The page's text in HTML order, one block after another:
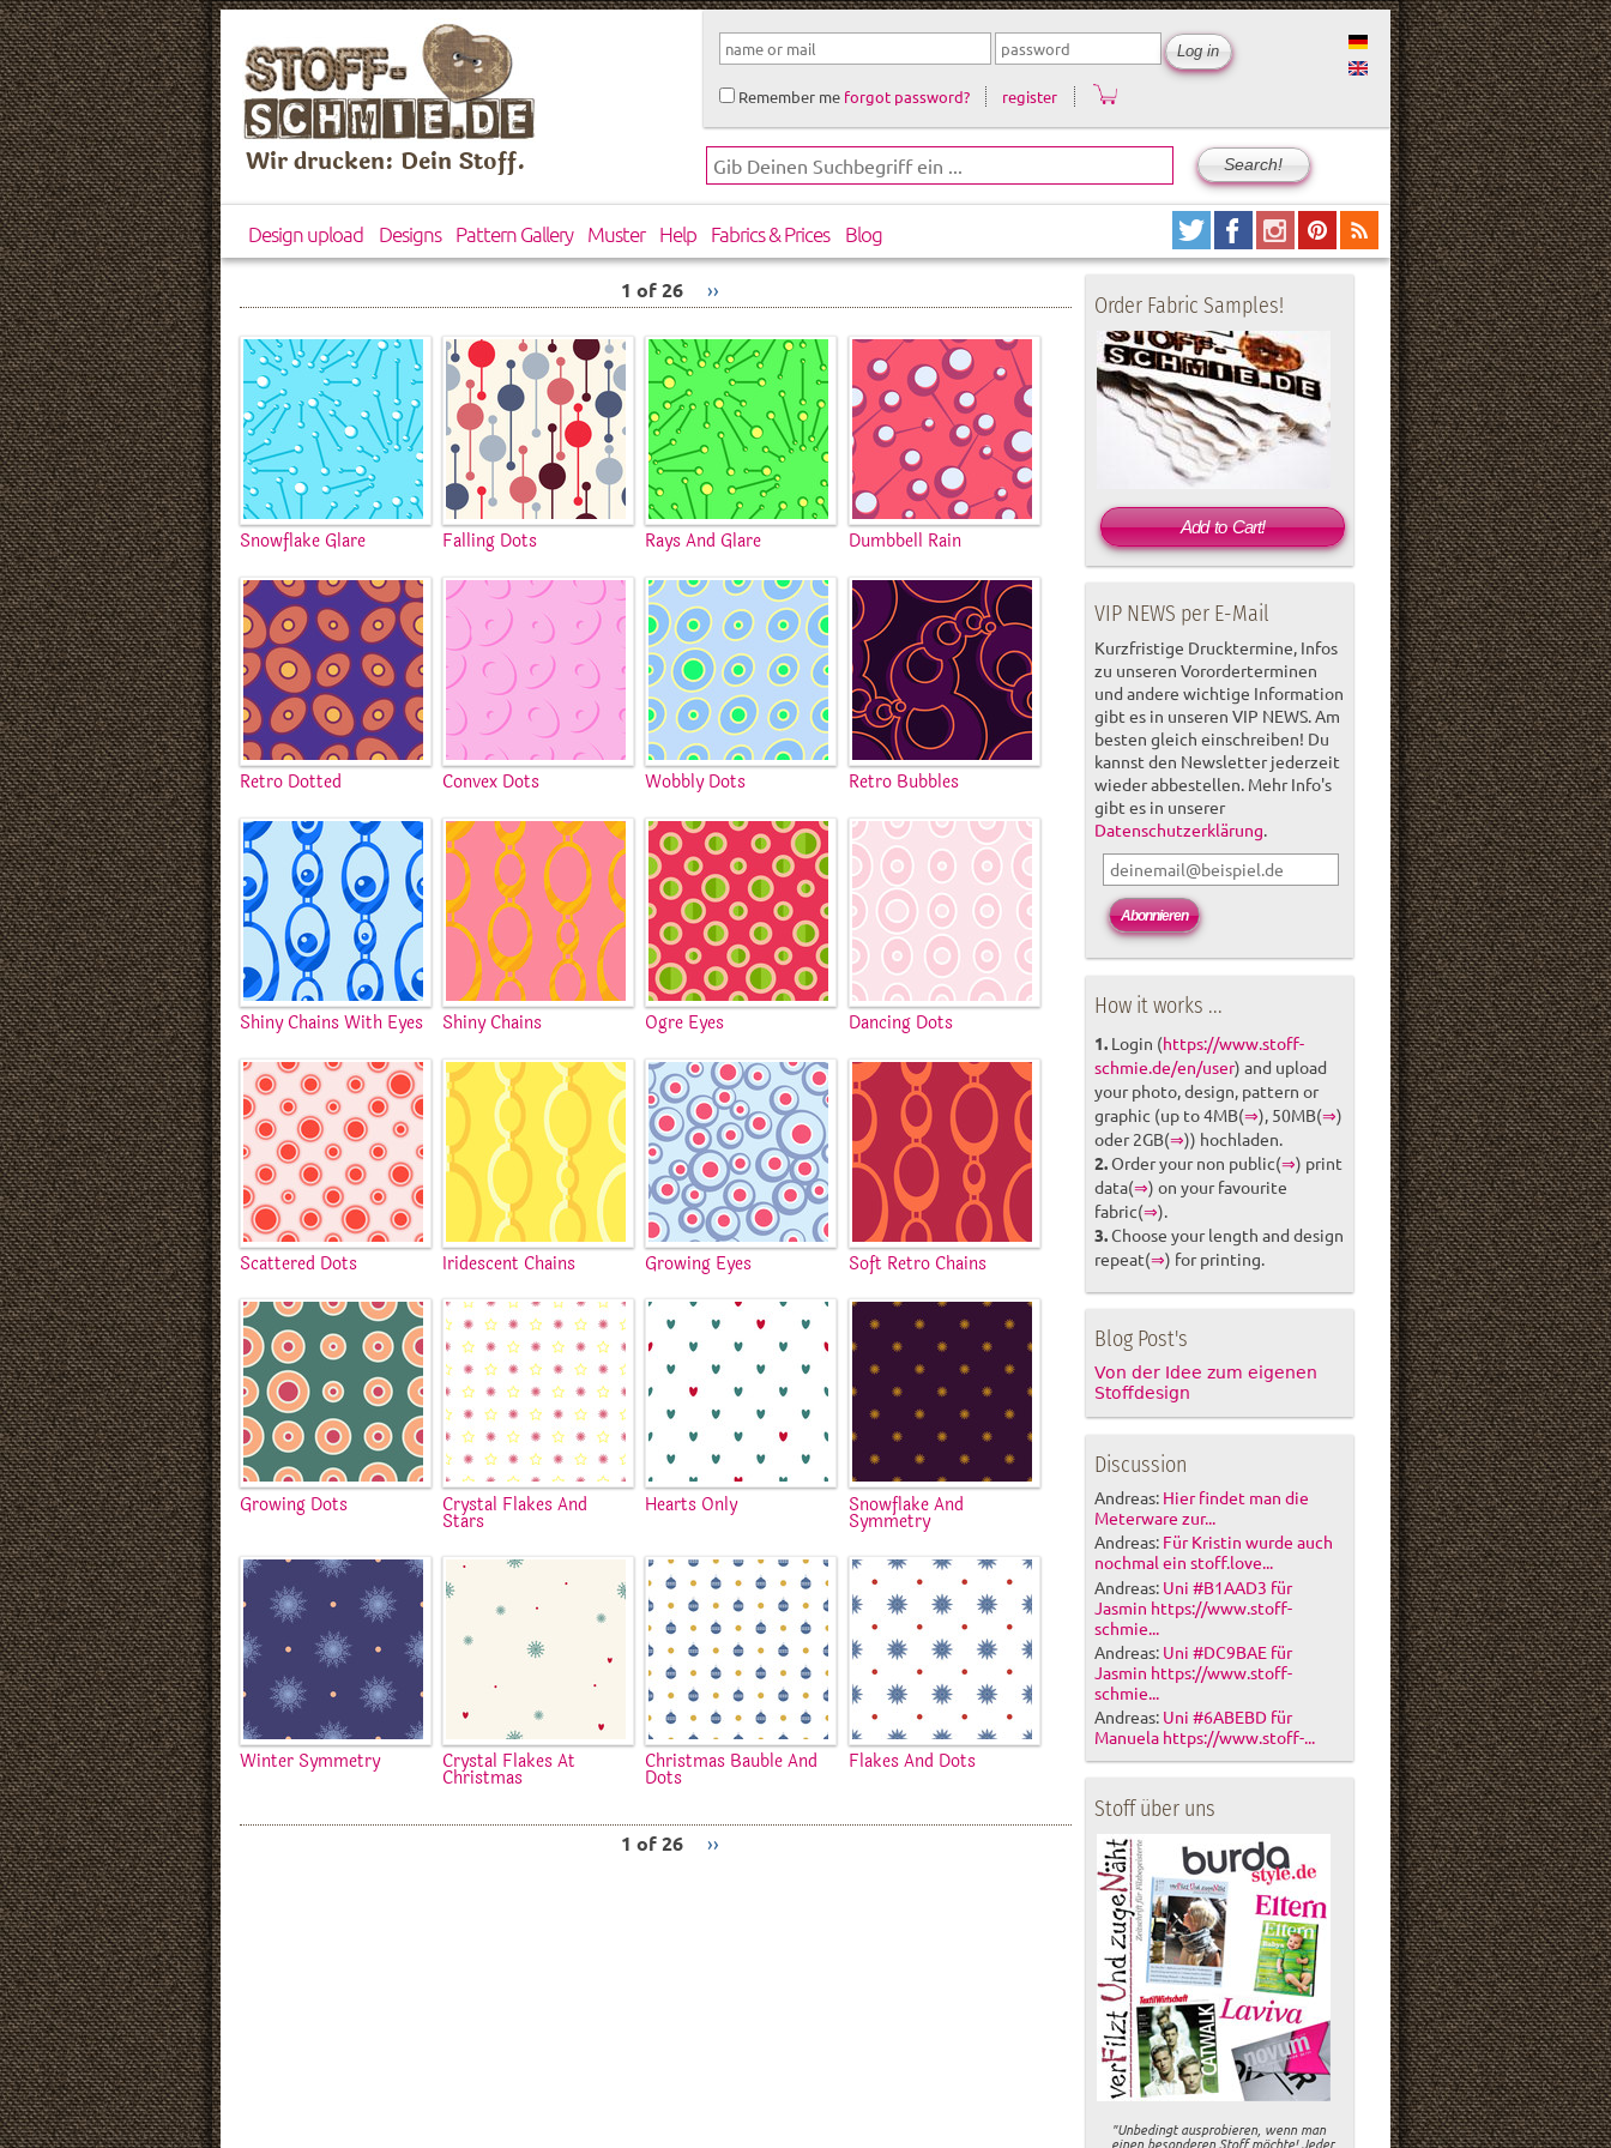
Wir drucken: Dein Stoff.
Remember me forgot password? register
Design upload Designs Pattern Gallery Muster Help Fabrics & Prices Blog
1 of 26 ››
Snowflake Glare Falling Dots Rays And Glare Dumbbell Rain
Retro Dotted Convex Dots Wobbly Dots Retro Bubbles
Shiny Chains With Eyes Shiny Chains Ogre Eyes Dancing Dots
Scattered Dots Iridescent Chains Growing Eyes Soft Retro Chains
Growing Dots Crystal Flakes And
Stars
Hearts Only Snowflake And
Symmetry
Winter Symmetry Crystal Flakes At
Christmas
Christmas Bauble And
Dots
Flakes And Dots
1 of 26 ››
Order Fabric Samples!
Add to Cart!
VIP NEWS per E-Mail
Kurzfristige Drucktermine, Infos
zu unseren Vororderterminen
und andere wichtige Information
gibt es in unseren VIP NEWS. Am
besten gleich einschreiben! Du
kannst den Newsletter jederzeit
wieder abbestellen. Mehr Info's
gibt es in unserer
Datenschutzerklärung
How it works ...
1. Login (https://www.stoff-
schmie.de/en/user) and upload
your photo, design, pattern or
graphic (up to 4MB(⇒), 50MB(⇒)
oder 2GB(⇒)) hochladen.
2.Order your non public(⇒) print
data(⇒) on your favourite
fabric(⇒).
3.Choose your length and design
repeat(⇒) for printing.
Blog Post's
Von der Idee zum eigenen
Stoffdesign
Discussion
Andreas: Hier findet man die
Meterware zur...
Andreas: Für Kristin wurde auch
nochmal ein stoff.love...
Andreas: Uni #B1AAD3 für
Jasmin https://www.stoff-
schmie...
Andreas: Uni #DC9BAE für
Jasmin https://www.stoff-
schmie...
Andreas: Uni #6ABEBD für
Manuela https://www.stoff-...
Stoff über uns
"Unbedingt ausprobieren, wenn man
einen besonderen Stoff möchte! Jeder